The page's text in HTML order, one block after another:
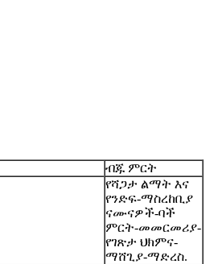
ብጁ ምርት
የሻጋታ ልማት እና
የንድፍ-ማስረከቢያ
ናሙናዎች-ባች
ምርት-መመርመሪያ-
የገጽታ ህክምና-
ማሸጊያ-ማድረስ.